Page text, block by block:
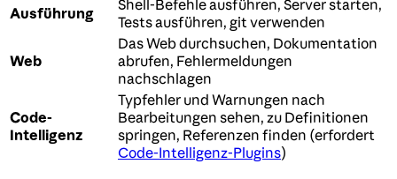
Ausführung
Shell-Befehle ausführen, Server starten,
Tests ausführen, git verwenden
Web
Das Web durchsuchen, Dokumentation
abrufen, Fehlermeldungen
nachschlagen
Code-
Intelligenz
Typfehler und Warnungen nach
Bearbeitungen sehen, zu Definitionen
springen, Referenzen finden (erfordert
Code-Intelligenz-Plugins)